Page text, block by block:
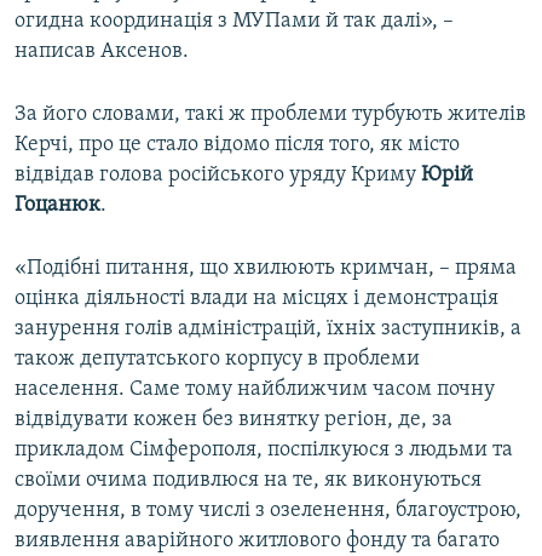
огидна координація з МУПами й так далі», –
написав Аксенов.
За його словами, такі ж проблеми турбують жителів
Керчі, про це стало відомо після того, як місто
відвідав голова російського уряду Криму Юрій
Гоцанюк.
«Подібні питання, що хвилюють кримчан, – пряма
оцінка діяльності влади на місцях і демонстрація
занурення голів адміністрацій, їхніх заступників, а
також депутатського корпусу в проблеми
населення. Саме тому найближчим часом почну
відвідувати кожен без винятку регіон, де, за
прикладом Сімферополя, поспілкуюся з людьми та
своїми очима подивлюся на те, як виконуються
доручення, в тому числі з озеленення, благоустрою,
виявлення аварійного житлового фонду та багато